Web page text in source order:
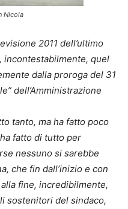
Nicola
2011 dell’ultimo
incontestabilmente, quel
dalla proroga del 31
dell’Amministrazione
tanto, ma ha fatto poco
fatto di tutto per
nessuno si sarebbe
che fin dall’inizio e con
fine, incredibilmente,
sostenitori del sindaco,